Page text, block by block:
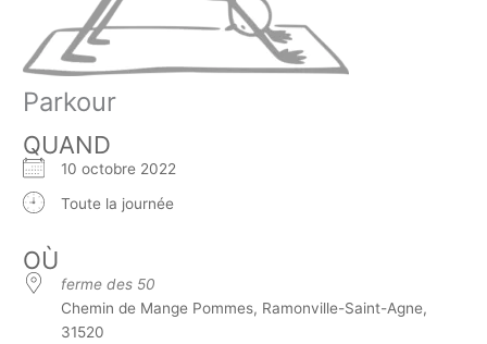
Parkour
QUAND
10 octobre 2022
Toute la journée
OÙ
ferme des 50
Chemin de Mange Pommes, Ramonville-Saint-Agne,
31520